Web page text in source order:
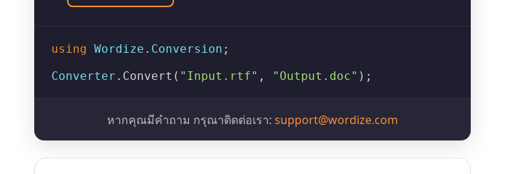
using Wordize . Conversion ;
Converter . Convert ( "Input.rtf" , "Output.doc" );
หากคุณมีคำถาม กรุณาติดต่อเรา: support@wordize.com